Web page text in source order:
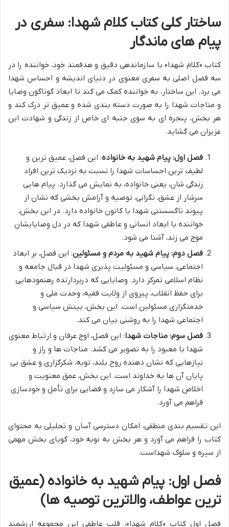
ساختار کلی کتاب کلام شهدا: سفری در
پیام های ماندگار
کتاب «کلام شهدا» با سازماندهی دقیق و هدفمند خود، خواننده را در
سه فصل اصلی به سفری معنوی در دنیای اندیشه و احساس شهدا
می برد. این ساختار، به خواننده کمک می کند تا ابعاد گوناگون وصایا
و مناجات شهدا را به صورت دسته بندی شده و عمیق تر درک کند و
هر بخش، پنجره ای به سوی جنبه ای خاص از زندگی و شهادت این
عزیزان می گشاید.
فصل اول: پیام شهید به خانواده: این فصل، عمیق ترین و
لطیف ترین احساسات شهدا را نسبت به نزدیک ترین افراد
زندگی شان، یعنی خانواده، به نمایش می گذارد. پیام هایی
سرشار از عشق، نگرانی، توصیه و آرامش بخشی که نشان از
پیوند ناگسستنی شهدا با کانون خانواده دارد. در این بخش،
خواننده با ابعاد انسانی و عاطفی شهدا که در دل وصایایشان
موج می زند، آشنا می شود.
فصل دوم: پیام شهید به مردم و مسئولین: این فصل، بر ابعاد
اجتماعی، سیاسی و مسئولیت پذیری شهدا در قبال جامعه و
نظام اسلامی تمرکز دارد. وصایایی که دربردارنده رهنمودهایی
برای حفظ انقلاب، پیروی از ولایت فقیه، وحدت ملی و
خدمتگزاری مسئولین است. این بخش، بینش سیاسی و
اجتماعی شهدا را به روشنی بیان می کند.
فصل سوم: مناجات شهدا: این فصل، اوج عرفان و ارتباط معنوی
شهدا با معبود را به تصویر می کشد. مناجات ها و راز و
نیازهایی که نشان دهنده روح بلند، توبه، شکرگزاری و عشق بی
پایان آن ها به خداوند است. این بخش، عمق معنویت و
اخلاص شهدا را آشکار می سازد و فضایی برای تأمل و خودسازی
فراهم می آورد.
این تقسیم بندی منطقی، امکان دسترسی آسان و تحلیلی به محتوای
کتاب را فراهم می آورد و هر بخش به نوبه خود، گویای بخش مهمی
از سیره و سلوک شهداست.
فصل اول: پیام شهید به خانواده (عمیق
ترین عواطف، والاترین توصیه ها)
فصل اول کتاب «کلام شهدا»، قلب عاطفی این مجموعه ارزشمند